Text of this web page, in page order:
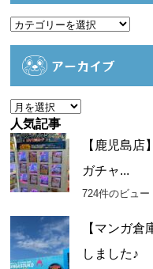
カ
アーカイブ
ア
ー
カ
イ
ブ
人気記事
【鹿児島
ガチャ...
724件のビュー
【マンガ
しました♪